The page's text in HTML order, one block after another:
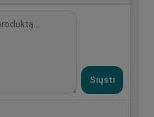
Siųsti